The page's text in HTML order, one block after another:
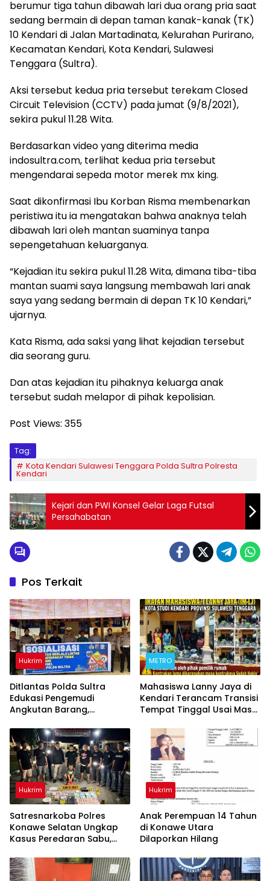
berumur tiga tahun dibawah lari dua orang pria saat
sedang bermain di depan taman kanak-kanak (TK)
10 Kendari di Jalan Martadinata, Kelurahan Purirano,
Kecamatan Kendari, Kota Kendari, Sulawesi
Tenggara (Sultra).
Aksi tersebut kedua pria tersebut terekam Closed
Circuit Television (CCTV) pada jumat (9/8/2021),
sekira pukul 11.28 Wita.
Berdasarkan video yang diterima media
indosultra.com, terlihat kedua pria tersebut
mengendarai sepeda motor merek mx king.
Saat dikonfirmasi Ibu Korban Risma membenarkan
peristiwa itu ia mengatakan bahwa anaknya telah
dibawah lari oleh mantan suaminya tanpa
sepengetahuan keluarganya.
“Kejadian itu sekira pukul 11.28 Wita, dimana tiba-tiba
mantan suami saya langsung membawah lari anak
saya yang sedang bermain di depan TK 10 Kendari,”
ujarnya.
Kata Risma, ada saksi yang lihat kejadian tersebut
dia seorang guru.
Dan atas kejadian itu pihaknya keluarga anak
tersebut sudah melapor di pihak kepolisian.
Post Views: 355
Tag:
Kota Kendari Sulawesi Tenggara Polda Sultra Polresta
Kendari
Kejari dan PWI Konsel Gelar Laga Futsal
Persahabatan
Pos Terkait
Hukrim
Ditlantas Polda Sultra
Edukasi Pengemudi
Angkutan Barang,
Kendaraan Demi
Keselamatan Berlalu Lintas
METRO
Mahasiswa Lanny Jaya di
Kendari Terancam Transisi
Tempat Tinggal Usai Masa
Hukrim
Satresnarkoba Polres
Konawe Selatan Ungkap
Kasus Peredaran Sabu,
Diamankan
Hukrim
Anak Perempuan 14 Tahun
di Konawe Utara
Dilaporkan Hilang